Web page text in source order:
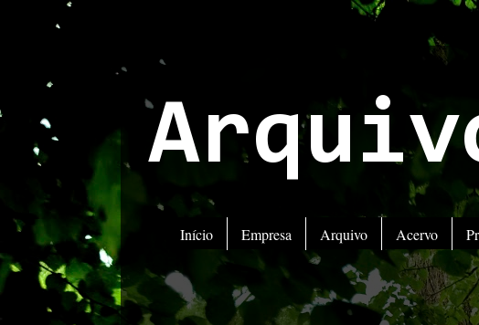
Início Empresa Arquivo Acervo
ATENÇÃO!